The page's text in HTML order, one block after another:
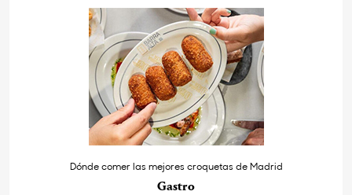
Dónde comer las mejores croquetas de Madrid
Gastro